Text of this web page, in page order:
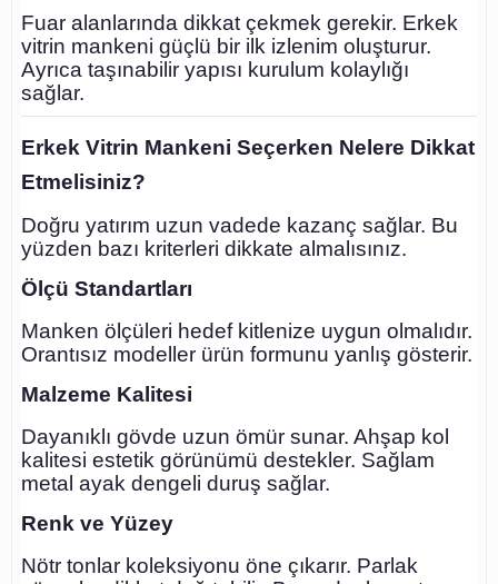
Fuar alanlarında dikkat çekmek gerekir. Erkek
vitrin mankeni güçlü bir ilk izlenim oluşturur.
Ayrıca taşınabilir yapısı kurulum kolaylığı
sağlar.
Erkek Vitrin Mankeni Seçerken Nelere Dikkat
Etmelisiniz?
Doğru yatırım uzun vadede kazanç sağlar. Bu
yüzden bazı kriterleri dikkate almalısınız.
Ölçü Standartları
Manken ölçüleri hedef kitlenize uygun olmalıdır.
Orantısız modeller ürün formunu yanlış gösterir.
Malzeme Kalitesi
Dayanıklı gövde uzun ömür sunar. Ahşap kol
kalitesi estetik görünümü destekler. Sağlam
metal ayak dengeli duruş sağlar.
Renk ve Yüzey
Nötr tonlar koleksiyonu öne çıkarır. Parlak